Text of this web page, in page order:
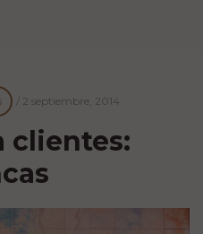
/ 2 septiembre, 2014
clientes: